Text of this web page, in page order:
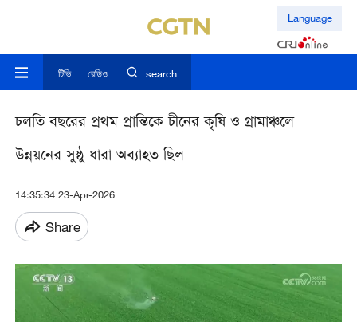
Language
টিভি রেডিও search
চলতি বছরের প্রথম প্রান্তিকে চীনের কৃষি ও গ্রামাঞ্চলে
উন্নয়নের সুষ্ঠু ধারা অব্যাহত ছিল
14:35:34 23-Apr-2026
Share